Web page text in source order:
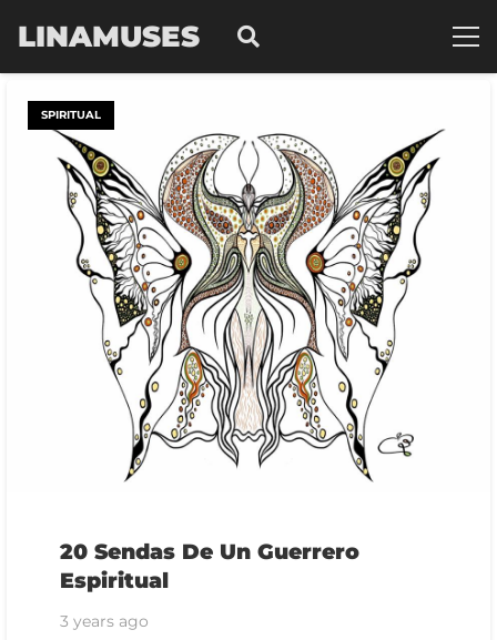
LINAMUSES
SPIRITUAL
20 Sendas De Un Guerrero
Espiritual
3 years ago